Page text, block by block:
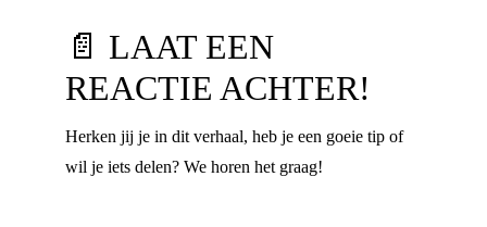
📄 LAAT EEN
REACTIE ACHTER!
Herken jij je in dit verhaal, heb je een goeie tip of
wil je iets delen? We horen het graag!